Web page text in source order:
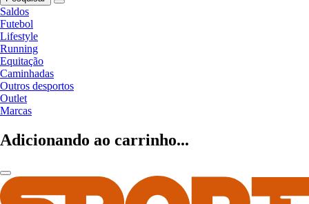
Saldos
Futebol
Lifestyle
Running
Equitação
Caminhadas
Outros desportos
Outlet
Marcas
Adicionando ao carrinho...